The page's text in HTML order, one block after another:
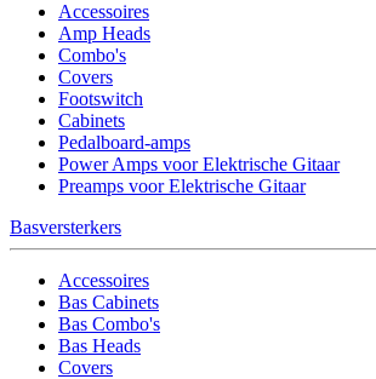
Accessoires
Amp Heads
Combo's
Covers
Footswitch
Cabinets
Pedalboard-amps
Power Amps voor Elektrische Gitaar
Preamps voor Elektrische Gitaar
Basversterkers
Accessoires
Bas Cabinets
Bas Combo's
Bas Heads
Covers